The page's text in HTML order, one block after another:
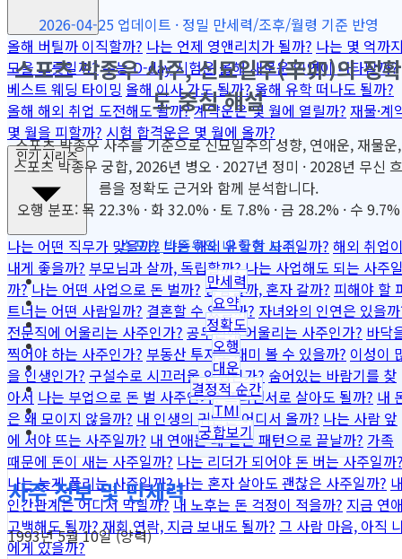
올해 버틸까 이직할까? 나는 언제 영앤리치가 될까? 나는 몇 억까
모을 그릇일까?수능 D-day 시험운 올해 새로운 인연이 나타날까?
베스트 웨딩 타이밍 올해 이사 가도 될까?올해 유학 떠나도 될까?
올해 해외 취업 도전해도 될까?계약운은 몇 월에 열릴까? 재물·계
몇 월을 피할까? 시험 합격운은 몇 월에 올까?
인기 시리즈
나는 어떤 직무가 맞을까? 나는 해외 유학형 사주일까? 해외 취업
내게 좋을까? 부모님과 살까, 독립할까?나는 사업해도 되는 사주
까? 나는 어떤 사업으로 돈 벌까? 동업할까, 혼자 갈까? 피해야 할
트너는 어떤 사람일까? 결혼할 수 있을까? 자녀와의 인연은 있을
전문직에 어울리는 사주인가? 공무원에 어울리는 사주인가? 바닥
찍어야 하는 사주인가? 부동산 투자로 재미 볼 수 있을까? 이성이
을 인생인가? 구설수로 시끄러울 인생인가? 숨어있는 바람기를 찾
아서 나는 부업으로 돈 벌 사주인가?프리랜서로 살아도 될까? 내
은 왜 모이지 않을까? 내 인생의 귀인은 어디서 올까? 나는 사람 앞
에 서야 뜨는 사주일까? 내 연애는 왜 같은 패턴으로 끝날까? 가족
때문에 돈이 새는 사주일까?나는 리더가 되어야 돈 버는 사주일까
나는 늦게 풀리는 사주일까?나는 혼자 살아도 괜찮은 사주일까?
인간관계는 어디서 막힐까?내 노후는 돈 걱정이 적을까? 지금 연
고백해도 될까? 재회 연락, 지금 보내도 될까? 그 사람 마음, 아직
에게 있을까?
2026-04-25 업데이트 · 정밀 만세력/조후/월령 기준 반영
스포츠 박종우 사주, 신묘일주(辛卯)의 정확
도 중심 해설
스포츠 박종우 사주를 기준으로 신묘일주의 성향, 연애운, 재물운,
스포츠 박종우 궁합, 2026년 병오 · 2027년 정미 · 2028년 무신 흐
름을 정확도 근거와 함께 분석합니다.
오행 분포: 목 22.3% · 화 32.0% · 토 7.8% · 금 28.2% · 수 9.7%
스포츠 박종우와 내 궁합 보기
만세력
요약
정확도
오행
대운
결정적 순간
TMI
궁합보기
사주 정보 및 만세력
1993년 5월 10일 (양력)